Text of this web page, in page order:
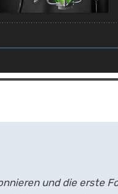
und die erste